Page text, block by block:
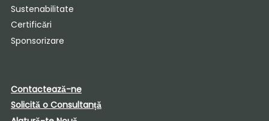
Sustenabilitate
Certificări
Sponsorizare
Contactează-ne
Solicită o Consultanță